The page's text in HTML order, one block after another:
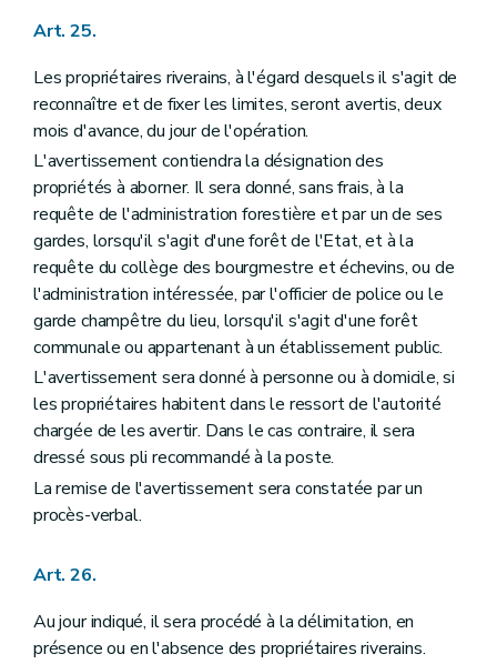
Art. 25.
Les propriétaires riverains, à l'égard desquels il s'agit de
reconnaître et de fixer les limites, seront avertis, deux
mois d'avance, du jour de l'opération.
L'avertissement contiendra la désignation des
propriétés à aborner. Il sera donné, sans frais, à la
requête de l'administration forestière et par un de ses
gardes, lorsqu'il s'agit d'une forêt de l'Etat, et à la
requête du collège des bourgmestre et échevins, ou de
l'administration intéressée, par l'officier de police ou le
garde champêtre du lieu, lorsqu'il s'agit d'une forêt
communale ou appartenant à un établissement public.
L'avertissement sera donné à personne ou à domicile, si
les propriétaires habitent dans le ressort de l'autorité
chargée de les avertir. Dans le cas contraire, il sera
dressé sous pli recommandé à la poste.
La remise de l'avertissement sera constatée par un
procès-verbal.
Art. 26.
Au jour indiqué, il sera procédé à la délimitation, en
présence ou en l'absence des propriétaires riverains.